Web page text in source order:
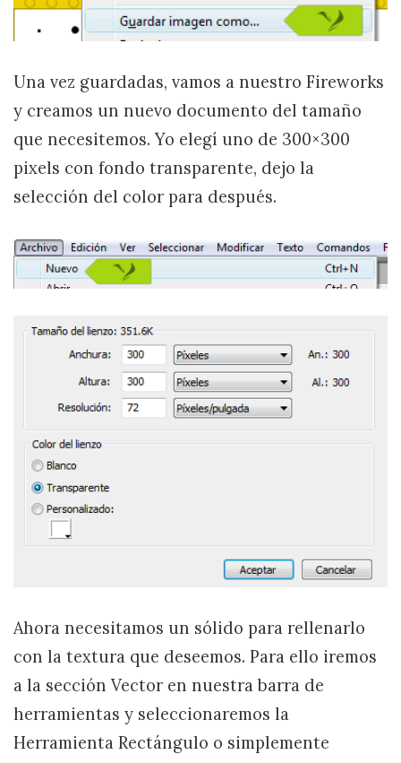
Una vez guardadas, vamos a nuestro Fireworks
y creamos un nuevo documento del tamaño
que necesitemos. Yo elegí uno de 300×300
pixels con fondo transparente, dejo la
selección del color para después.
Ahora necesitamos un sólido para rellenarlo
con la textura que deseemos. Para ello iremos
a la sección Vector en nuestra barra de
herramientas y seleccionaremos la
Herramienta Rectángulo o simplemente